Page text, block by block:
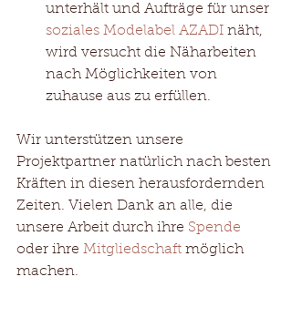
unterhält und Aufträge für unser
soziales Modelabel AZADI näht,
wird versucht die Näharbeiten
nach Möglichkeiten von
zuhause aus zu erfüllen.
Wir unterstützen unsere
Projektpartner natürlich nach besten
Kräften in diesen herausfordernden
Zeiten. Vielen Dank an alle, die
unsere Arbeit durch ihre Spende
oder ihre Mitgliedschaft möglich
machen.